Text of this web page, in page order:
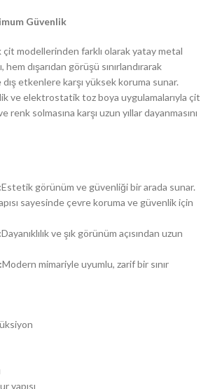
Güvenlik
modellerinden farklı olarak yatay metal
dışarıdan görüşü sınırlandırarak
etkenlere karşı yüksek koruma sunar.
ve elektrostatik toz boya uygulamalarıyla çit
solmasına karşı uzun yıllar dayanmasını
Estetik görünüm ve güvenliği bir arada sunar.
sayesinde çevre koruma ve güvenlik için
Dayanıklılık ve şık görünüm açısından uzun
Modern mimariyle uyumlu, zarif bir sınır
yapısı